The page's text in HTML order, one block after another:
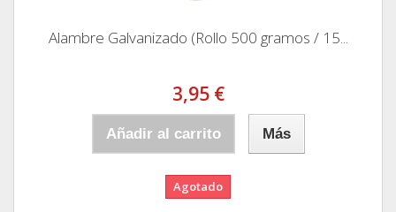
Alambre Galvanizado (Rollo 500 gramos / 15...
3,95 €
Añadir al carrito Más
Agotado